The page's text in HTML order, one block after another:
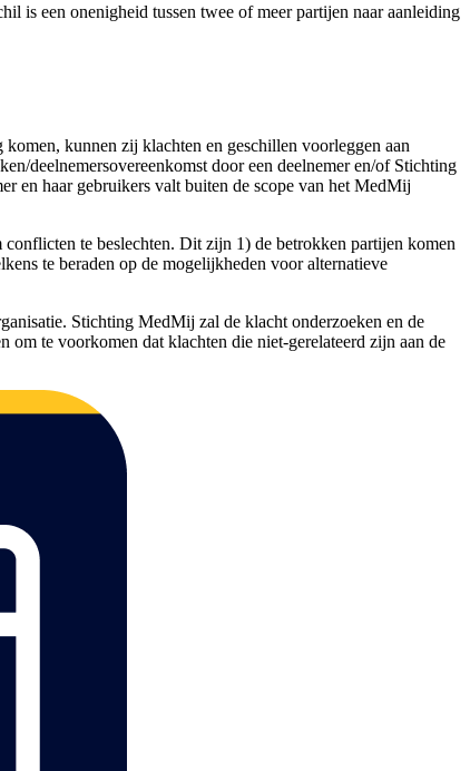
is een onenigheid tussen twee of meer partijen naar aanleiding
kunnen zij klachten en geschillen voorleggen aan
deelnemersovereenkomst door een deelnemer en/of Stichting
en haar gebruikers valt buiten de scope van het MedMij
te beslechten. Dit zijn 1) de betrokken partijen komen
te beraden op de mogelijkheden voor alternatieve
Stichting MedMij zal de klacht onderzoeken en de
om te voorkomen dat klachten die niet-gerelateerd zijn aan de